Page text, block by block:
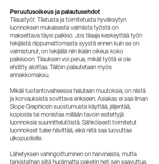
Peruutusoikeus ja palautusehdot
Tilaustyöt: Tilatusta ja toimitetusta hyväksytyn
luonnoksen mukaisesta valmiista työstä on
maksettava täysi palkkio. Jos tilaaja keskeyttää työn
tekijästä riippumattomasta syystä ennen kuin se on
valmistunut, on tekijällä niin ikään oikeus koko
palkkioon. Tilauksen voi perua, mikäli työtä ei ole
ehditty aloittaa. Tällöin palautetaan myös
ennakkomaksu.
Mikäli tuotantovaiheessa halutaan muutoksia, on niistä
ja korvauksista sovittava erikseen. Asiakas ei saa ilman
Slope Graphicsin suostumusta käyttää, jäljentää,
kopioida tai monistaa millään tavoin esitettyjä
luonnoksia suunnittelutöistä. Sähköisesti toimitetut
luonnokset tulee hävittää, eikä niitä saa luovuttaa
ulkopuolisille.
Lähetyksen vahingoittuminen on harvinaista, mutta
tarkistathan siitä huolimatta paketin heti sen saavuttua.